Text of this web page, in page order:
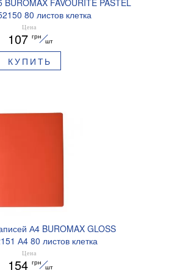
80 листов клетка
Цена
107 грн
шт
КУПИТЬ
А4 BUROMAX GLOSS
А4 80 листов клетка
Цена
154 грн
шт